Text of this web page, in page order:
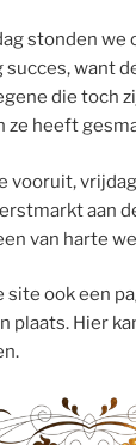
stonden we
succes, want
die toch
ze heeft
vooruit,
aan
van harte
site ook een
plaats. Hier